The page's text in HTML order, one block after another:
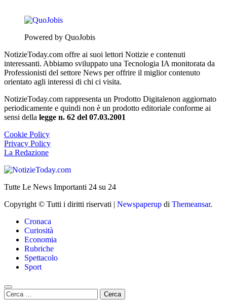
Powered by QuoJobis
NotizieToday.com offre ai suoi lettori Notizie e contenuti
interessanti. Abbiamo sviluppato una Tecnologia IA monitorata da
Professionisti del settore News per offrire il miglior contenuto
orientato agli interessi di chi ci visita.
NotizieToday.com rappresenta un Prodotto Digitalenon aggiornato
periodicamente e quindi non è un prodotto editoriale conforme ai
sensi della legge n. 62 del 07.03.2001
Cookie Policy
Privacy Policy
La Redazione
Tutte Le News Importanti 24 su 24
Copyright © Tutti i diritti riservati | Newspaperup di Themeansar.
Cronaca
Curiosità
Economia
Rubriche
Spettacolo
Sport
Ricerca